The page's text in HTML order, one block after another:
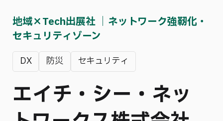
地域×Tech出展社 ｜ネットワーク強靭化・
セキュリティゾーン
DX 防災 セキュリティ
エイチ・シー・ネッ